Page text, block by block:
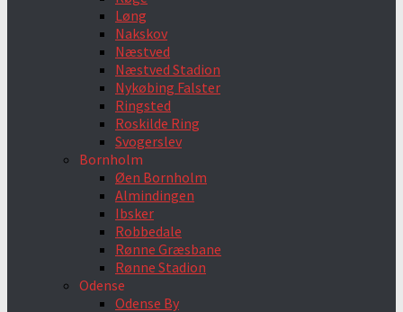
Løng
Nakskov
Næstved
Næstved Stadion
Nykøbing Falster
Ringsted
Roskilde Ring
Svogerslev
Bornholm
Øen Bornholm
Almindingen
Ibsker
Robbedale
Rønne Græsbane
Rønne Stadion
Odense
Odense By